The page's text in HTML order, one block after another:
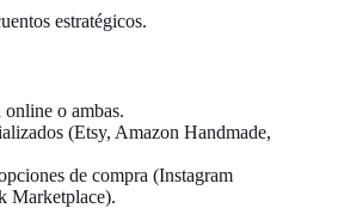
estratégicos.
o ambas.
(Etsy, Amazon Handmade,
de compra (Instagram
Marketplace).